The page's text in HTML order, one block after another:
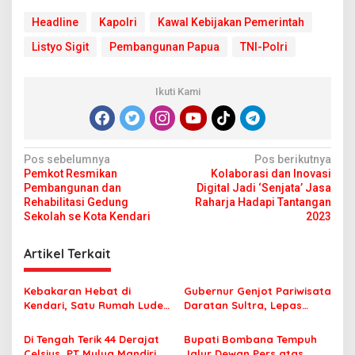
Headline Kapolri
Kawal Kebijakan Pemerintah
Listyo Sigit
Pembangunan Papua TNI-Polri
Ikuti Kami
N
a
v
i
g
a
s
i
p
Pos sebelumnya
Pemkot Resmikan
Pembangunan dan
Rehabilitasi Gedung
Sekolah se Kota Kendari
Pos berikutnya
Kolaborasi dan Inovasi
Digital Jadi ‘Senjata’ Jasa
Raharja Hadapi Tantangan
2023
Artikel Terkait
Kebakaran Hebat di
Kendari, Satu Rumah Ludes
Gubernur Genjot Pariwisata
Daratan Sultra, Lepas
Tiga Kabupaten Unggulan
Di Tengah Terik 44 Derajat
Bupati Bombana Tempuh